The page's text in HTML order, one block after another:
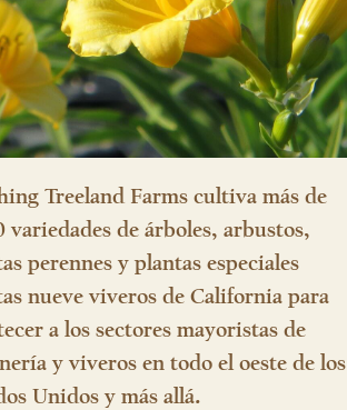
Treeland Farms cultiva más de
variedades de árboles, arbustos,
perennes y plantas especiales
nueve viveros de California para
a los sectores mayoristas de
y viveros en todo el oeste de los
Unidos y más allá.